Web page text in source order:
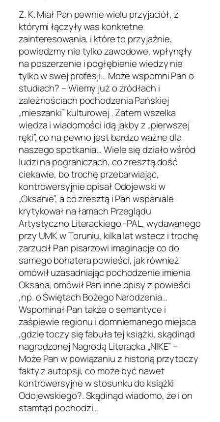
Z. K. Miał Pan pewnie wielu przyjaciół, z
którymi łączyły was konkretne
zainteresowania, i które to przyjaźnie,
powiedzmy nie tylko zawodowe, wpłynęły
na poszerzenie i pogłębienie wiedzy nie
tylko w swej profesji… Może wspomni Pan o
studiach? – Wiemy już o źródłach i
zależnościach pochodzenia Pańskiej
„mieszanki” kulturowej . Zatem wszelka
wiedza i wiadomości idą jakby z „pierwszej
ręki”, co na pewno jest bardzo ważne dla
naszego spotkania… Wiele się działo wśród
ludzi na pograniczach, co zresztą dość
ciekawie, bo trochę przebarwiając,
kontrowersyjnie opisał Odojewski w
„Oksanie”, a co zresztą i Pan wspaniale
krytykował na łamach Przeglądu
Artystyczno Literackiego -PAL, wydawanego
przy UMK w Toruniu, kilka lat wstecz i trochę
zarzucił Pan pisarzowi imaginacje co do
samego bohatera powieści, jak również
omówił uzasadniając pochodzenie imienia
Oksana, omówił Pan inne opisy z powieści
,np. o Świętach Bożego Narodzenia…
Wspominał Pan także o semantyce i
zaśpiewie regionu i domniemanego miejsca
,gdzie toczy się fabuła tej książki, skądinąd
nagrodzonej Nagrodą Literacka „NIKE” –
Może Pan w powiązaniu z historią przytoczy
fakty z autopsji, co może być nawet
kontrowersyjne w stosunku do książki
Odojewskiego?. Skądinąd wiadomo, że i on
stamtąd pochodzi…